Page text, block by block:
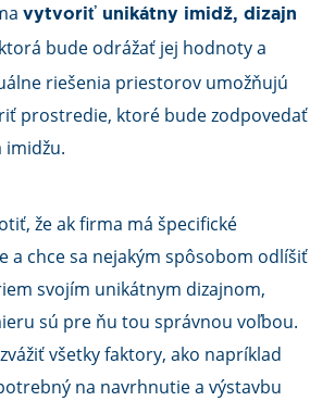
vytvoriť unikátny imidž, dizajn
bude odrážať jej hodnoty a
riešenia priestorov umožňujú
prostredie, ktoré bude zodpovedať
imidžu.
že ak firma má špecifické
a chce sa nejakým spôsobom odlíšiť
svojím unikátnym dizajnom,
sú pre ňu tou správnou voľbou.
všetky faktory, ako napríklad
na navrhnutie a výstavbu